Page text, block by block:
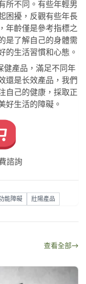
所不同。有些年輕男
困擾，反觀有些年長
年齡僅是參考指標之
是了解自己的身體需
的生活習慣和心態。
健產品，滿足不同年
還是长效產品，我們
自己的健康，採取正
好生活的障礙。
諮詢
能障礙 壯陽產品
查看全部→